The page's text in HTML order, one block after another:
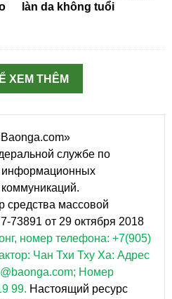
làn da không tuổi
XEM THÊM
службе по
информационных
средства массовой
от 29 октября 2018
номер телефона: +7(905)
Чан Тхи Тху Ха: Адрес
Номер
99. Настоящий ресурс